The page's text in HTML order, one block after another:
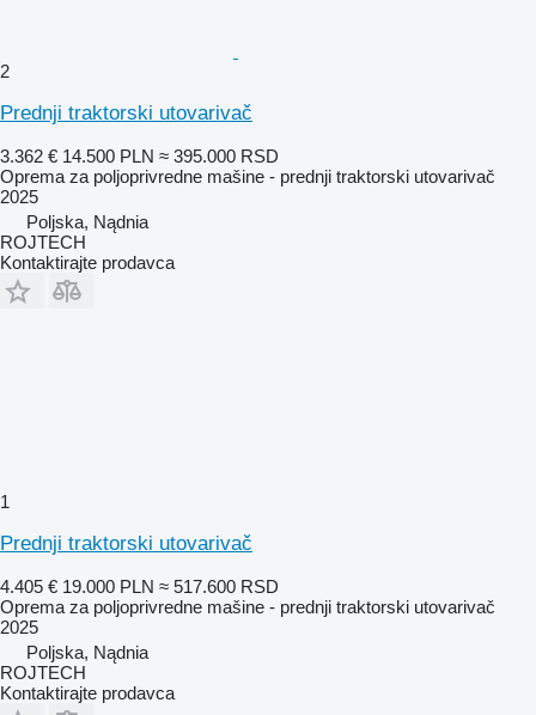
2
Prednji traktorski utovarivač
3.362 € 14.500 PLN ≈ 395.000 RSD
Oprema za poljoprivredne mašine - prednji traktorski utovarivač
2025
Poljska, Nądnia
ROJTECH
Kontaktirajte prodavca
1
Prednji traktorski utovarivač
4.405 € 19.000 PLN ≈ 517.600 RSD
Oprema za poljoprivredne mašine - prednji traktorski utovarivač
2025
Poljska, Nądnia
ROJTECH
Kontaktirajte prodavca